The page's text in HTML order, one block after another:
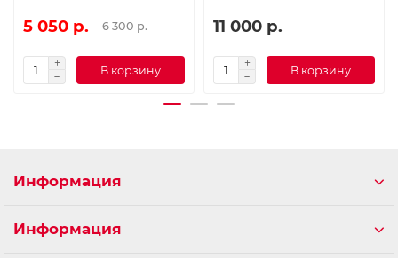
5 050 р. 6 300 р.
В корзину
11 000 р.
В корзину
Информация
Информация